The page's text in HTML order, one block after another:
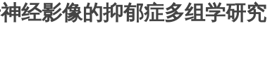
经影像的抑郁症多组学研究